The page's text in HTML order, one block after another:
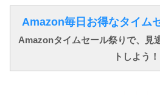
Amazon毎日お得なタイム
Amazonタイムセール祭りで、見
トしよう！